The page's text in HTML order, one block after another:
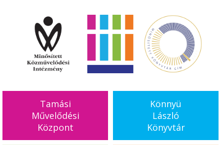
Tamási
Művelődési
Központ
Könnyü
László
Könyvtár